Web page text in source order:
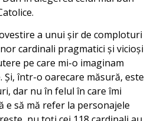
a unui șir de comploturi
cardinali pragmatici și vicioși
pe care mi-o imaginam
într-o oarecare măsură, este
dar nu în felul în care îmi
e să mă refer la personajele